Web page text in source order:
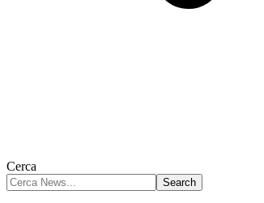
Cerca